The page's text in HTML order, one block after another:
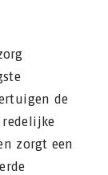
de
zorgt een